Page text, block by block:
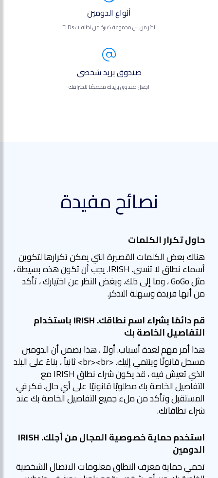
أنواع الدومين
اختر من بين مجموعة كبيرة من نطاقات TLDs
صندوق بريد شخصي
اجعل صندوق بريدك مخصصًا لاحترافك
نصائح مفيدة
حاول تكرار الكلمات
هناك بعض الكلمات القصيرة التي يمكن تكرارها لتكوين
أسماء نطاق لا تنسى. IRISH. يجب أن تكون هذه بسيطة ،
مثل GoGo ، وما إلى ذلك. وبغض النظر عن اختيارك ، تأكد
من أنها فريدة وسهلة التذكر.
قم دائمًا بشراء اسم نطاقك. IRISH باستخدام
التفاصيل الخاصة بك
هذا أمر مهم لعدة أسباب. أولاً ، هذا يضمن أن الدومين
مسجل قانونًا وينتمي إليك. <br><br> ثانياً ، بناءً على البلد
الذي تعيش فيه ، قد يكون شراء نطاق IRISH مع
التفاصيل الخاصة بك مطلوبًا قانونيًا على أي حال. فكر في
المستقبل وتأكد من ملء جميع التفاصيل الخاصة بك عند
شراء نطاقاتك.
استخدم حماية خصوصية المجال من أجلك. IRISH
الدومين
تحمي حماية معرف النطاق معلومات الاتصال الشخصية